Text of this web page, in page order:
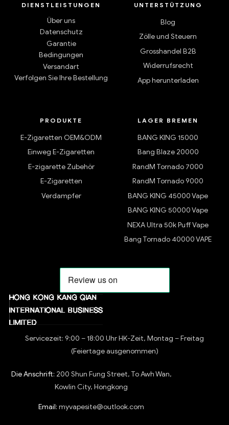
DIENSTLEISTUNGEN
Über uns
Datenschutz
Garantie
Bedingungen
Versandart
Verfolgen Sie Ihre Bestellung
UNTERSTÜTZUNG
Blog
Zölle und Steuern
Grosshandel B2B
Widerrufsrecht
App herunterladen
PRODUKTE
E-Zigaretten OEM&ODM
Einweg E-Zigaretten
E-zigarette Zubehör
E-Zigaretten
Verdampfer
LAGER BREMEN
BANG KING 15000
Bang Blaze 20000
RandM Tornado 7000
RandM Tornado 9000
BANG KING 45000 Vape
BANG KING 50000 Vape
NEXA Ultra 50k Puff Vape
Bang Tornado 40000 VAPE
Servicezeit: 9:00 – 18:00 Uhr HK-Zeit, Montag – Freitag
(Feiertage ausgenommen)
Die Anschrift: 200 Shun Fung Street, To Awh Wan,
Kowlin City, Hongkong
Email: myvapesite@outlook.com